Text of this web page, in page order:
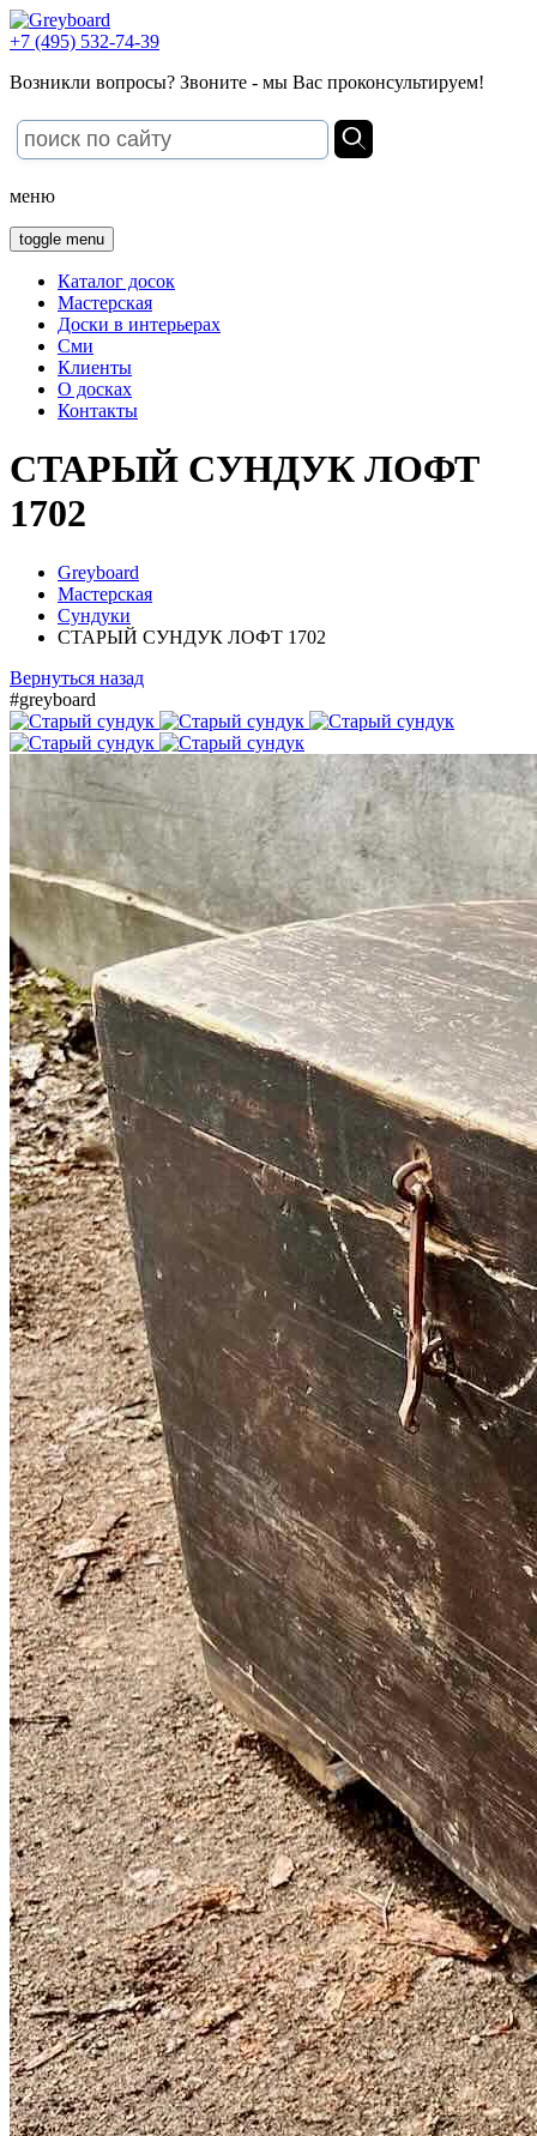
+7 (495) 532-74-39
Возникли вопросы? Звоните - мы Вас проконсультируем!
меню
toggle menu
Каталог досок
Мастерская
Доски в интерьерах
Сми
Клиенты
О досках
Контакты
СТАРЫЙ СУНДУК ЛОФТ
1702
Greyboard
Мастерская
Сундуки
СТАРЫЙ СУНДУК ЛОФТ 1702
Вернуться назад
#greyboard